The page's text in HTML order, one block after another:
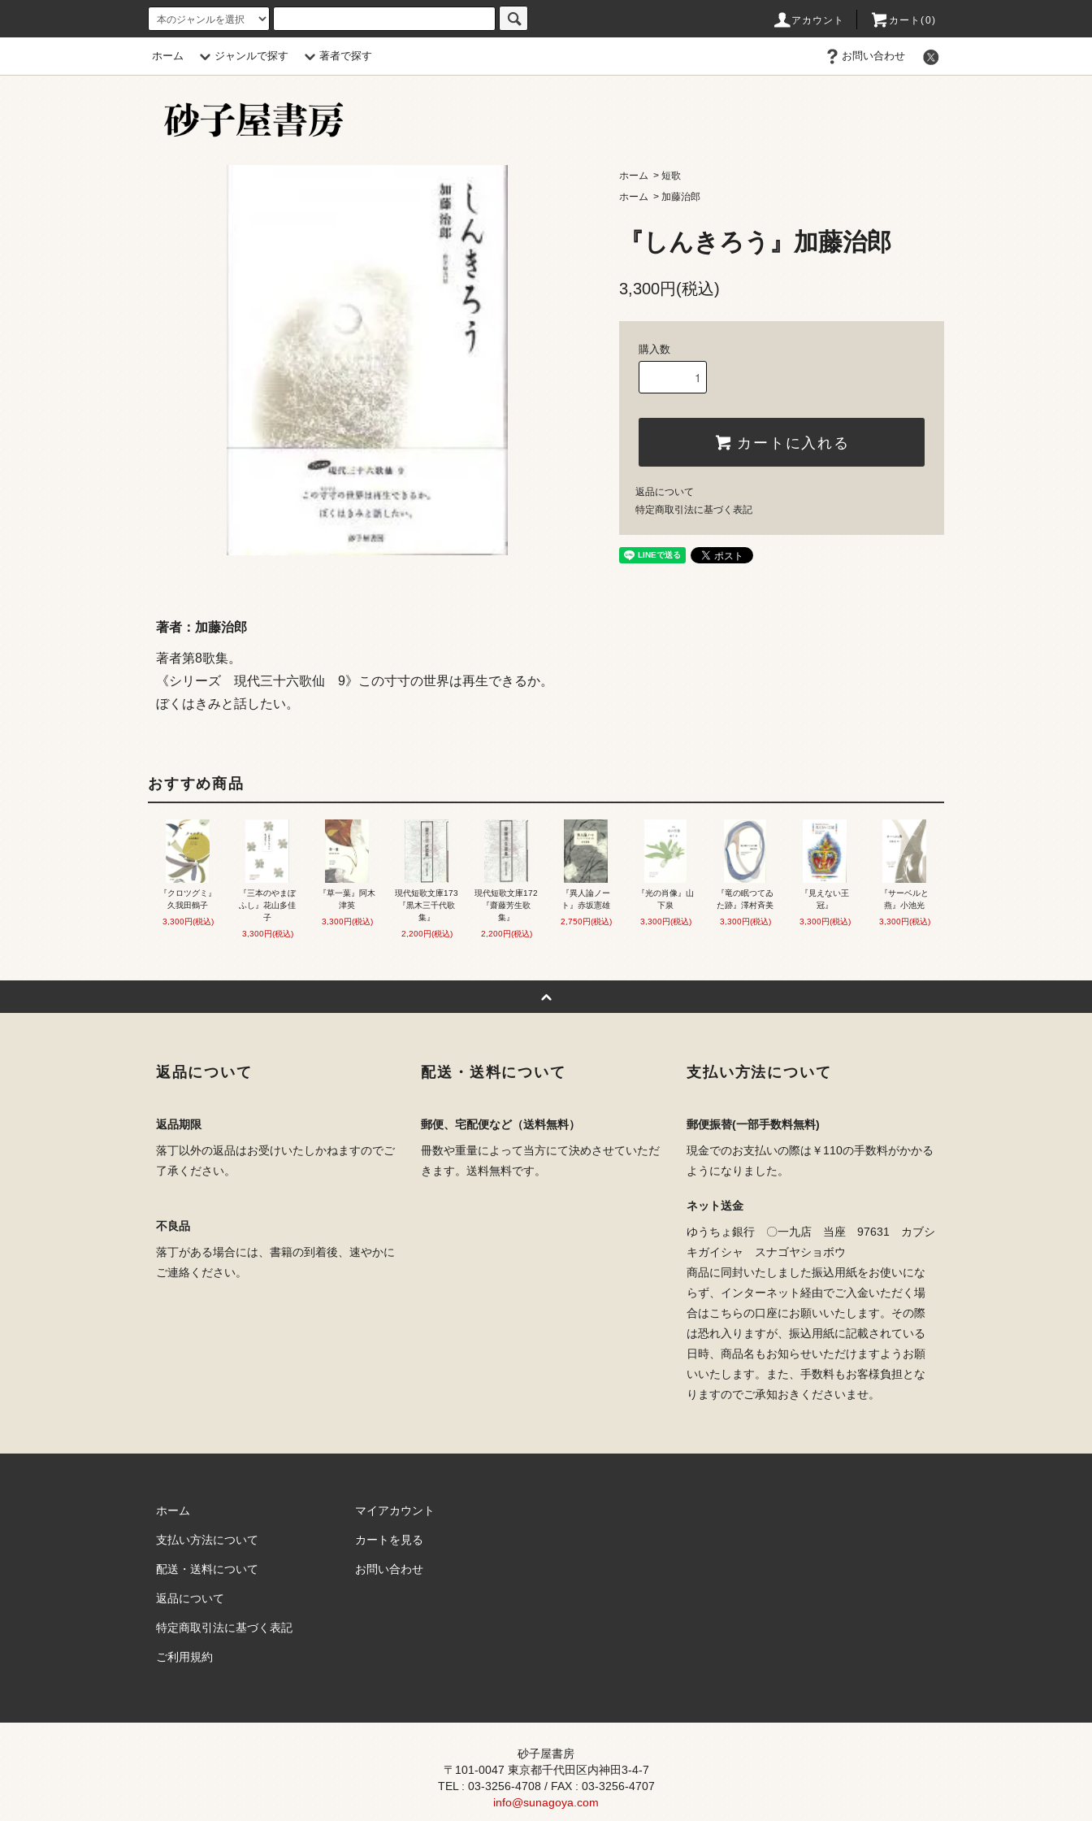
アカウント カート(0)
ホーム ジャンルで探す 著者で探す お問い合わせ
ホーム > 短歌
ホーム > 加藤治郎
『しんきろう』加藤治郎
3,300円(税込)
購入数
カートに入れる
返品について
特定商取引法に基づく表記
著者：加藤治郎
著者第8歌集。
《シリーズ 現代三十六歌仙 9》この寸寸の世界は再生できるか。
ぼくはきみと話したい。
おすすめ商品
『クロツグミ』
久我田鶴子
3,300円(税込)
『三本のやまぼ
ふし』花山多佳
子
3,300円(税込)
『草一葉』阿木
津英
3,300円(税込)
現代短歌文庫173
『黒木三千代歌
集』
2,200円(税込)
現代短歌文庫172
『齋藤芳生歌
集』
2,200円(税込)
『異人論ノー
ト』赤坂憲雄
2,750円(税込)
『光の肖像』山
下泉
3,300円(税込)
『竜の眠つてゐ
た跡』澤村斉美
3,300円(税込)
『見えない王
冠』
3,300円(税込)
『サーベルと
燕』小池光
3,300円(税込)
返品について
返品期限
落丁以外の返品はお受けいたしかねますのでご
了承ください。
不良品
落丁がある場合には、書籍の到着後、速やかに
ご連絡ください。
配送・送料について
郵便、宅配便など（送料無料）
冊数や重量によって当方にて決めさせていただ
きます。送料無料です。
支払い方法について
郵便振替(一部手数料無料)
現金でのお支払いの際は￥110の手数料がかかる
ようになりました。
ネット送金
ゆうちょ銀行 〇一九店 当座 97631 カブシ
キガイシャ スナゴヤショボウ
商品に同封いたしました振込用紙をお使いにな
らず、インターネット経由でご入金いただく場
合はこちらの口座にお願いいたします。その際
は恐れ入りますが、振込用紙に記載されている
日時、商品名もお知らせいただけますようお願
いいたします。また、手数料もお客様負担とな
りますのでご承知おきくださいませ。
ホーム
支払い方法について
配送・送料について
返品について
特定商取引法に基づく表記
ご利用規約
マイアカウント
カートを見る
お問い合わせ
砂子屋書房
〒101-0047 東京都千代田区内神田3-4-7
TEL : 03-3256-4708 / FAX : 03-3256-4707
info@sunagoya.com